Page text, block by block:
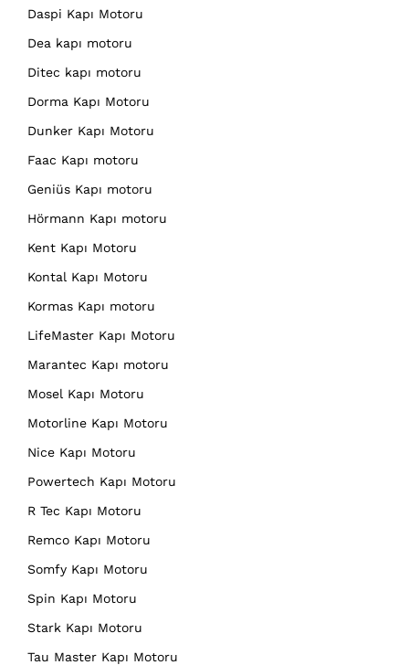
Daspi Kapı Motoru
Dea kapı motoru
Ditec kapı motoru
Dorma Kapı Motoru
Dunker Kapı Motoru
Faac Kapı motoru
Geniüs Kapı motoru
Hörmann Kapı motoru
Kent Kapı Motoru
Kontal Kapı Motoru
Kormas Kapı motoru
LifeMaster Kapı Motoru
Marantec Kapı motoru
Mosel Kapı Motoru
Motorline Kapı Motoru
Nice Kapı Motoru
Powertech Kapı Motoru
R Tec Kapı Motoru
Remco Kapı Motoru
Somfy Kapı Motoru
Spin Kapı Motoru
Stark Kapı Motoru
Tau Master Kapı Motoru